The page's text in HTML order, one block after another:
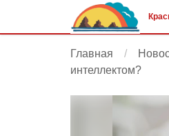
Главная
интеллектом?